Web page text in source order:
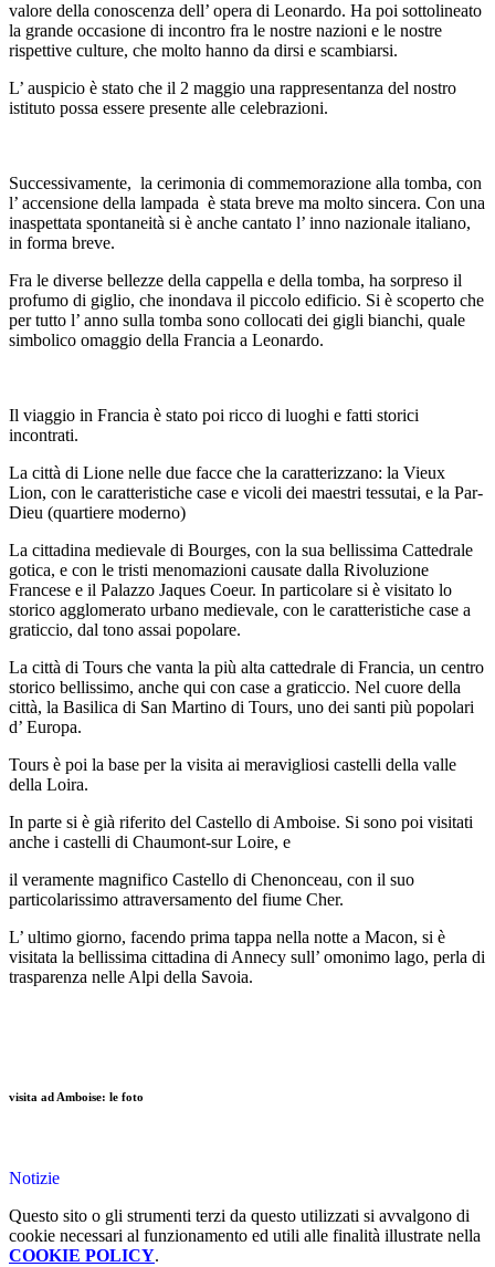
valore della conoscenza dell’ opera di Leonardo. Ha poi sottolineato
la grande occasione di incontro fra le nostre nazioni e le nostre
rispettive culture, che molto hanno da dirsi e scambiarsi.
L’ auspicio è stato che il 2 maggio una rappresentanza del nostro
istituto possa essere presente alle celebrazioni.
Successivamente, la cerimonia di commemorazione alla tomba, con
l’ accensione della lampada è stata breve ma molto sincera. Con una
inaspettata spontaneità si è anche cantato l’ inno nazionale italiano,
in forma breve.
Fra le diverse bellezze della cappella e della tomba, ha sorpreso il
profumo di giglio, che inondava il piccolo edificio. Si è scoperto che
per tutto l’ anno sulla tomba sono collocati dei gigli bianchi, quale
simbolico omaggio della Francia a Leonardo.
Il viaggio in Francia è stato poi ricco di luoghi e fatti storici
incontrati.
La città di Lione nelle due facce che la caratterizzano: la Vieux
Lion, con le caratteristiche case e vicoli dei maestri tessutai, e la Par-
Dieu (quartiere moderno)
La cittadina medievale di Bourges, con la sua bellissima Cattedrale
gotica, e con le tristi menomazioni causate dalla Rivoluzione
Francese e il Palazzo Jaques Coeur. In particolare si è visitato lo
storico agglomerato urbano medievale, con le caratteristiche case a
graticcio, dal tono assai popolare.
La città di Tours che vanta la più alta cattedrale di Francia, un centro
storico bellissimo, anche qui con case a graticcio. Nel cuore della
città, la Basilica di San Martino di Tours, uno dei santi più popolari
d’ Europa.
Tours è poi la base per la visita ai meravigliosi castelli della valle
della Loira.
In parte si è già riferito del Castello di Amboise. Si sono poi visitati
anche i castelli di Chaumont-sur Loire, e
il veramente magnifico Castello di Chenonceau, con il suo
particolarissimo attraversamento del fiume Cher.
L’ ultimo giorno, facendo prima tappa nella notte a Macon, si è
visitata la bellissima cittadina di Annecy sull’ omonimo lago, perla di
trasparenza nelle Alpi della Savoia.
visita ad Amboise: le foto
Notizie
Questo sito o gli strumenti terzi da questo utilizzati si avvalgono di
cookie necessari al funzionamento ed utili alle finalità illustrate nella
COOKIE POLICY.